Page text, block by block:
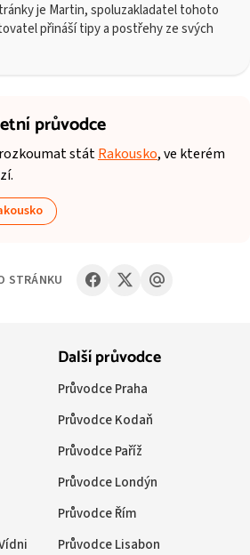
je Martin, spoluzakladatel tohoto
přináší tipy a postřehy ze svých
průvodce
státRakousko, ve kterém
STRÁNKU
Další průvodce
Průvodce Praha
Průvodce Kodaň
Průvodce Paříž
Průvodce Londýn
Průvodce Řím
Průvodce Lisabon